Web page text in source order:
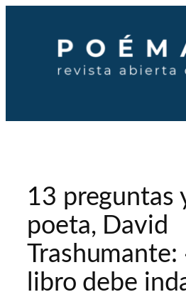
contenido
13 preguntas
poeta, David
Trashumante:
libro debe